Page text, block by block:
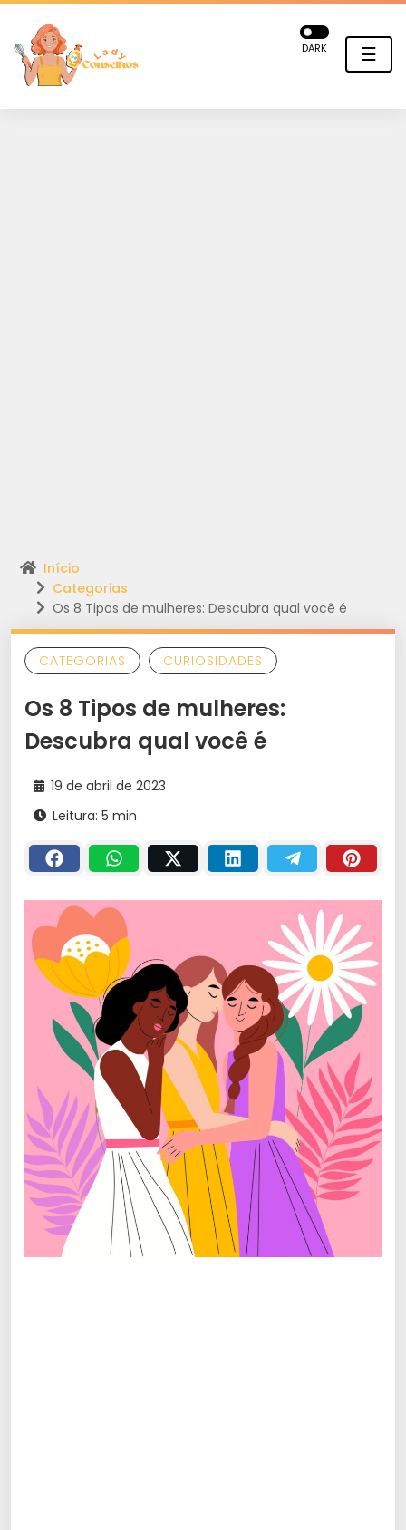
☰
DARK
Início
Categorias
Os 8 Tipos de mulheres: Descubra qual você é
CATEGORIAS CURIOSIDADES
Os 8 Tipos de mulheres:
Descubra qual você é
19 de abril de 2023
Leitura: 5 min